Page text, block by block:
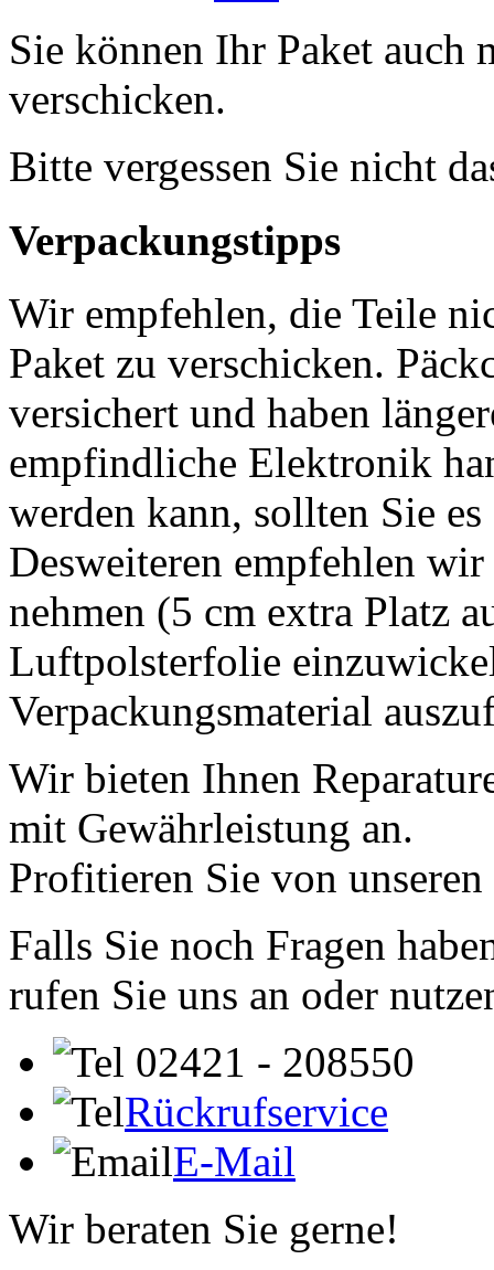
Sie können Ihr Paket auch
verschicken.
Bitte vergessen Sie nicht
Verpackungstipps
Wir empfehlen, die Teile
Paket zu verschicken.
versichert und haben
empfindliche Elektronik
werden kann, sollten Sie
Desweiteren empfehlen
nehmen (5 cm extra Platz
Luftpolsterfolie
Verpackungsmaterial
Wir bieten Ihnen
mit Gewährleistung an.
Profitieren Sie von
Falls Sie noch Fragen
rufen Sie uns an oder
02421 - 208550
Rückrufservice
E-Mail
Wir beraten Sie gerne!